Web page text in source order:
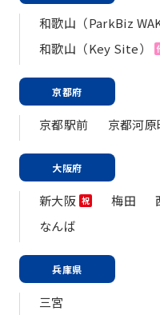
和歌山（ParkBiz
和歌山（Key Site）
京都府
京都駅前 京都河原
大阪府
新大阪 祝 梅田
なんば
兵庫県
三宮